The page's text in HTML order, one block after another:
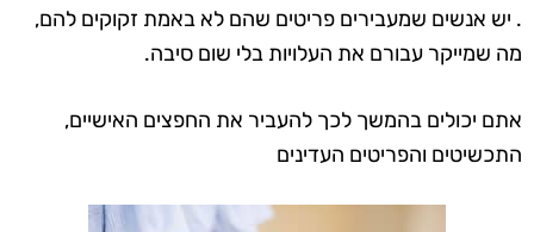
. יש אנשים שמעבירים פריטים שהם לא באמת זקוקים להם,
מה שמייקר עבורם את העלויות בלי שום סיבה.
אתם יכולים בהמשך לכך להעביר את החפצים האישיים,
התכשיטים והפריטים העדינים